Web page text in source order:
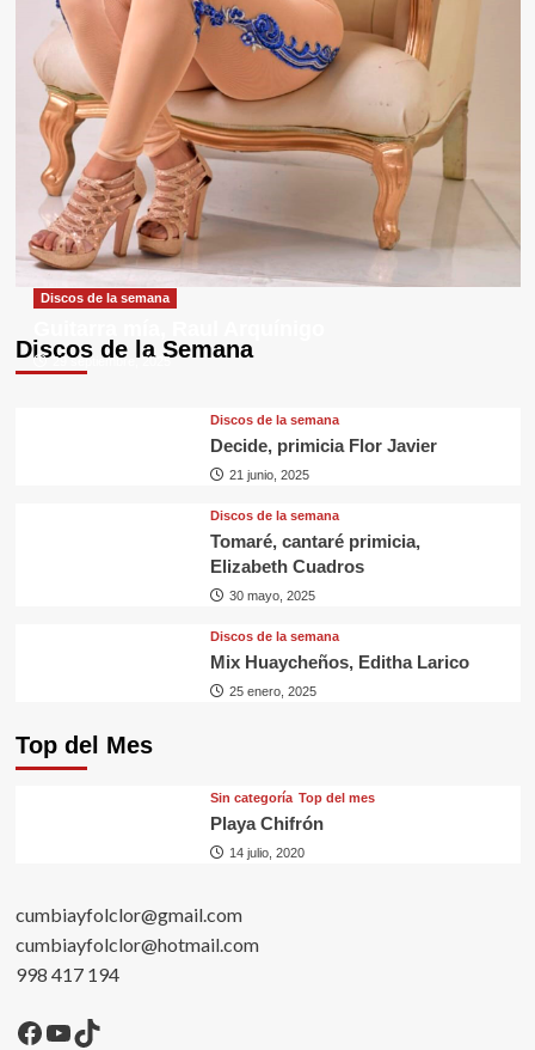
Discos de la Semana
Discos de la semana
29 septiembre, 2025
Discos de la semana
Decide, primicia Flor Javier
21 junio, 2025
Discos de la semana
Tomaré, cantaré primicia,
Elizabeth Cuadros
30 mayo, 2025
Discos de la semana
Mix Huaycheños, Editha Larico
25 enero, 2025
Top del Mes
Sin categorí­a Top del mes
Playa Chifrón
14 julio, 2020
cumbiayfolclor@gmail.com
cumbiayfolclor@hotmail.com
998 417 194
Facebook
YouTube
TikTok